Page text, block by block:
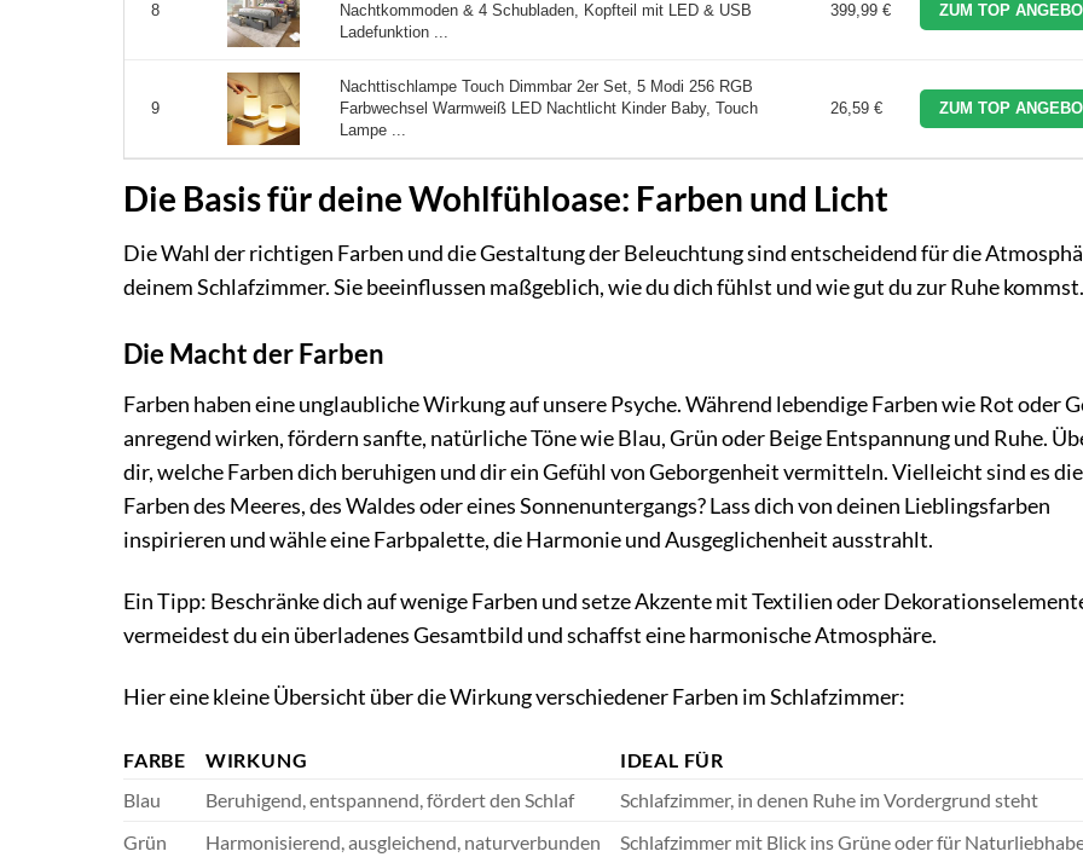
8
Nachtkommoden & 4 Schubladen, Kopfteil mit LED & USB
Ladefunktion ...
399,99 € ZUM TOP
9
Nachttischlampe Touch Dimmbar 2er Set, 5 Modi 256 RGB
Farbwechsel Warmweiß LED Nachtlicht Kinder Baby, Touch
Lampe ...
26,59 € ZUM TOP
Die Basis für deine Wohlfühloase: Farben und Licht
Die Wahl der richtigen Farben und die Gestaltung der Beleuchtung sind entscheidend für die
deinem Schlafzimmer. Sie beeinflussen maßgeblich, wie du dich fühlst und wie gut du zur Ruhe kommst.
Die Macht der Farben
Farben haben eine unglaubliche Wirkung auf unsere Psyche. Während lebendige Farben wie Rot oder
anregend wirken, fördern sanfte, natürliche Töne wie Blau, Grün oder Beige Entspannung und Ruhe.
dir, welche Farben dich beruhigen und dir ein Gefühl von Geborgenheit vermitteln. Vielleicht sind es die
Farben des Meeres, des Waldes oder eines Sonnenuntergangs? Lass dich von deinen Lieblingsfarben
inspirieren und wähle eine Farbpalette, die Harmonie und Ausgeglichenheit ausstrahlt.
Ein Tipp: Beschränke dich auf wenige Farben und setze Akzente mit Textilien oder
vermeidest du ein überladenes Gesamtbild und schaffst eine harmonische Atmosphäre.
Hier eine kleine Übersicht über die Wirkung verschiedener Farben im Schlafzimmer:
FARBE WIRKUNG
IDEAL FÜR
Blau
Beruhigend, entspannend, fördert den Schlaf
Schlafzimmer, in denen Ruhe im Vordergrund steht
Grün
Harmonisierend, ausgleichend, naturverbunden
Schlafzimmer mit Blick ins Grüne oder für